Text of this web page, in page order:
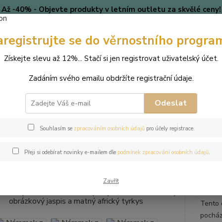
Až -40% - Objevte produkty v letním outletu za skvělé ceny!
🎄 VÁNOCE Blog
Hledat
(Po-
Náramek z přírodních kamenů a perly Swarovski -
z přírodních kamenů a
jaspis a matný africký
Tento
se do věrnostního
Získejte slevu až 12%... Stačí si jen registrovat uživatelský účet.
Zadáním svého emailu obdržíte registrační údaje.
Odeslat
Souhlasím se zpracováním osobních údajůpro účely registrace.
Přeji si odebírat novinky e-mailem dle podmínek zpracování osobních údajů.
Zavřít